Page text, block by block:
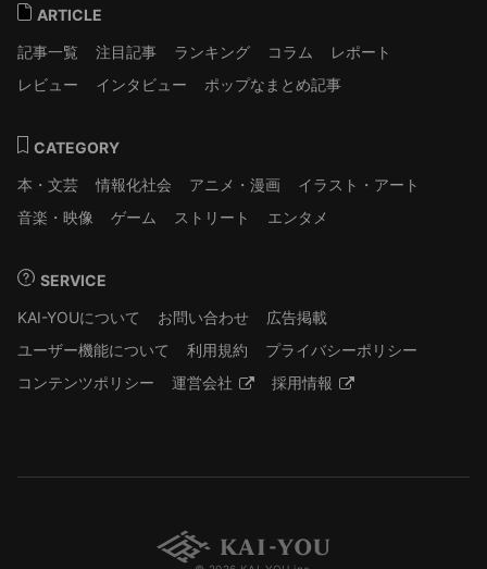
ARTICLE
記事一覧
注目記事 ランキング コラム
レポート
レビュー
インタビュー ポップなまとめ記事
CATEGORY
本・文芸
情報化社会 アニメ・漫画
イラスト・アート
音楽・映像
ゲーム ストリート エンタメ
SERVICE
KAI-YOUについて
お問い合わせ
広告掲載
ユーザー機能について
利用規約
プライバシーポリシー
コンテンツポリシー
運営会社 採用情報